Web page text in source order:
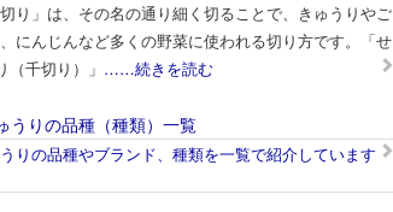
切り」は、その名の通り細く切ることで、きゅうりやご
にんじんなど多くの野菜に使われる切り方です。「せ
（千切り）」 ……続きを読む
うりの品種（種類）一覧
りの品種やブランド、種類を一覧で紹介しています